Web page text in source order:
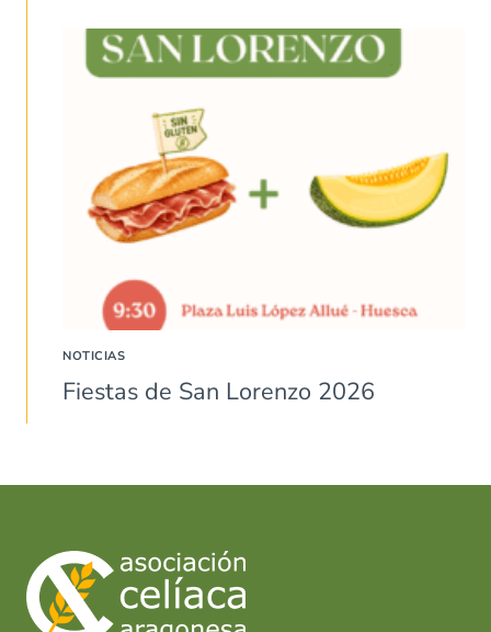
NOTICIAS
Fiestas de San Lorenzo 2026